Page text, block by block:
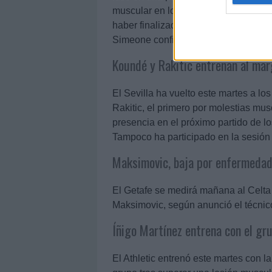
muscular en los isquiotibiales.
haber finalizado el curso futbolístico
Simeone confirmó que podría estar
Koundé y Rakitic entrenan al
El Sevilla ha vuelto este martes a
Rakitic, el primero por molestias
presencia en el próximo partido de
Tampoco ha participado en la
Maksimovic, baja por enfermedad
El Getafe se medirá mañana al
Maksimovic, según anunció el
Íñigo Martínez entrena con el
El Athletic entrenó este martes con